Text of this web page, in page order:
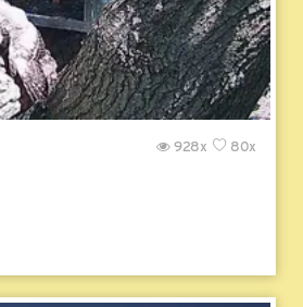
80x
928x